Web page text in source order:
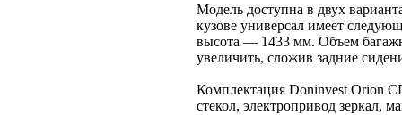
Модель доступна в двух
кузове универсал имеет
высота — 1433 мм. Объем
увеличить, сложив задние
Комплектация Doninvest Orion
стекол, электропривод зеркал,